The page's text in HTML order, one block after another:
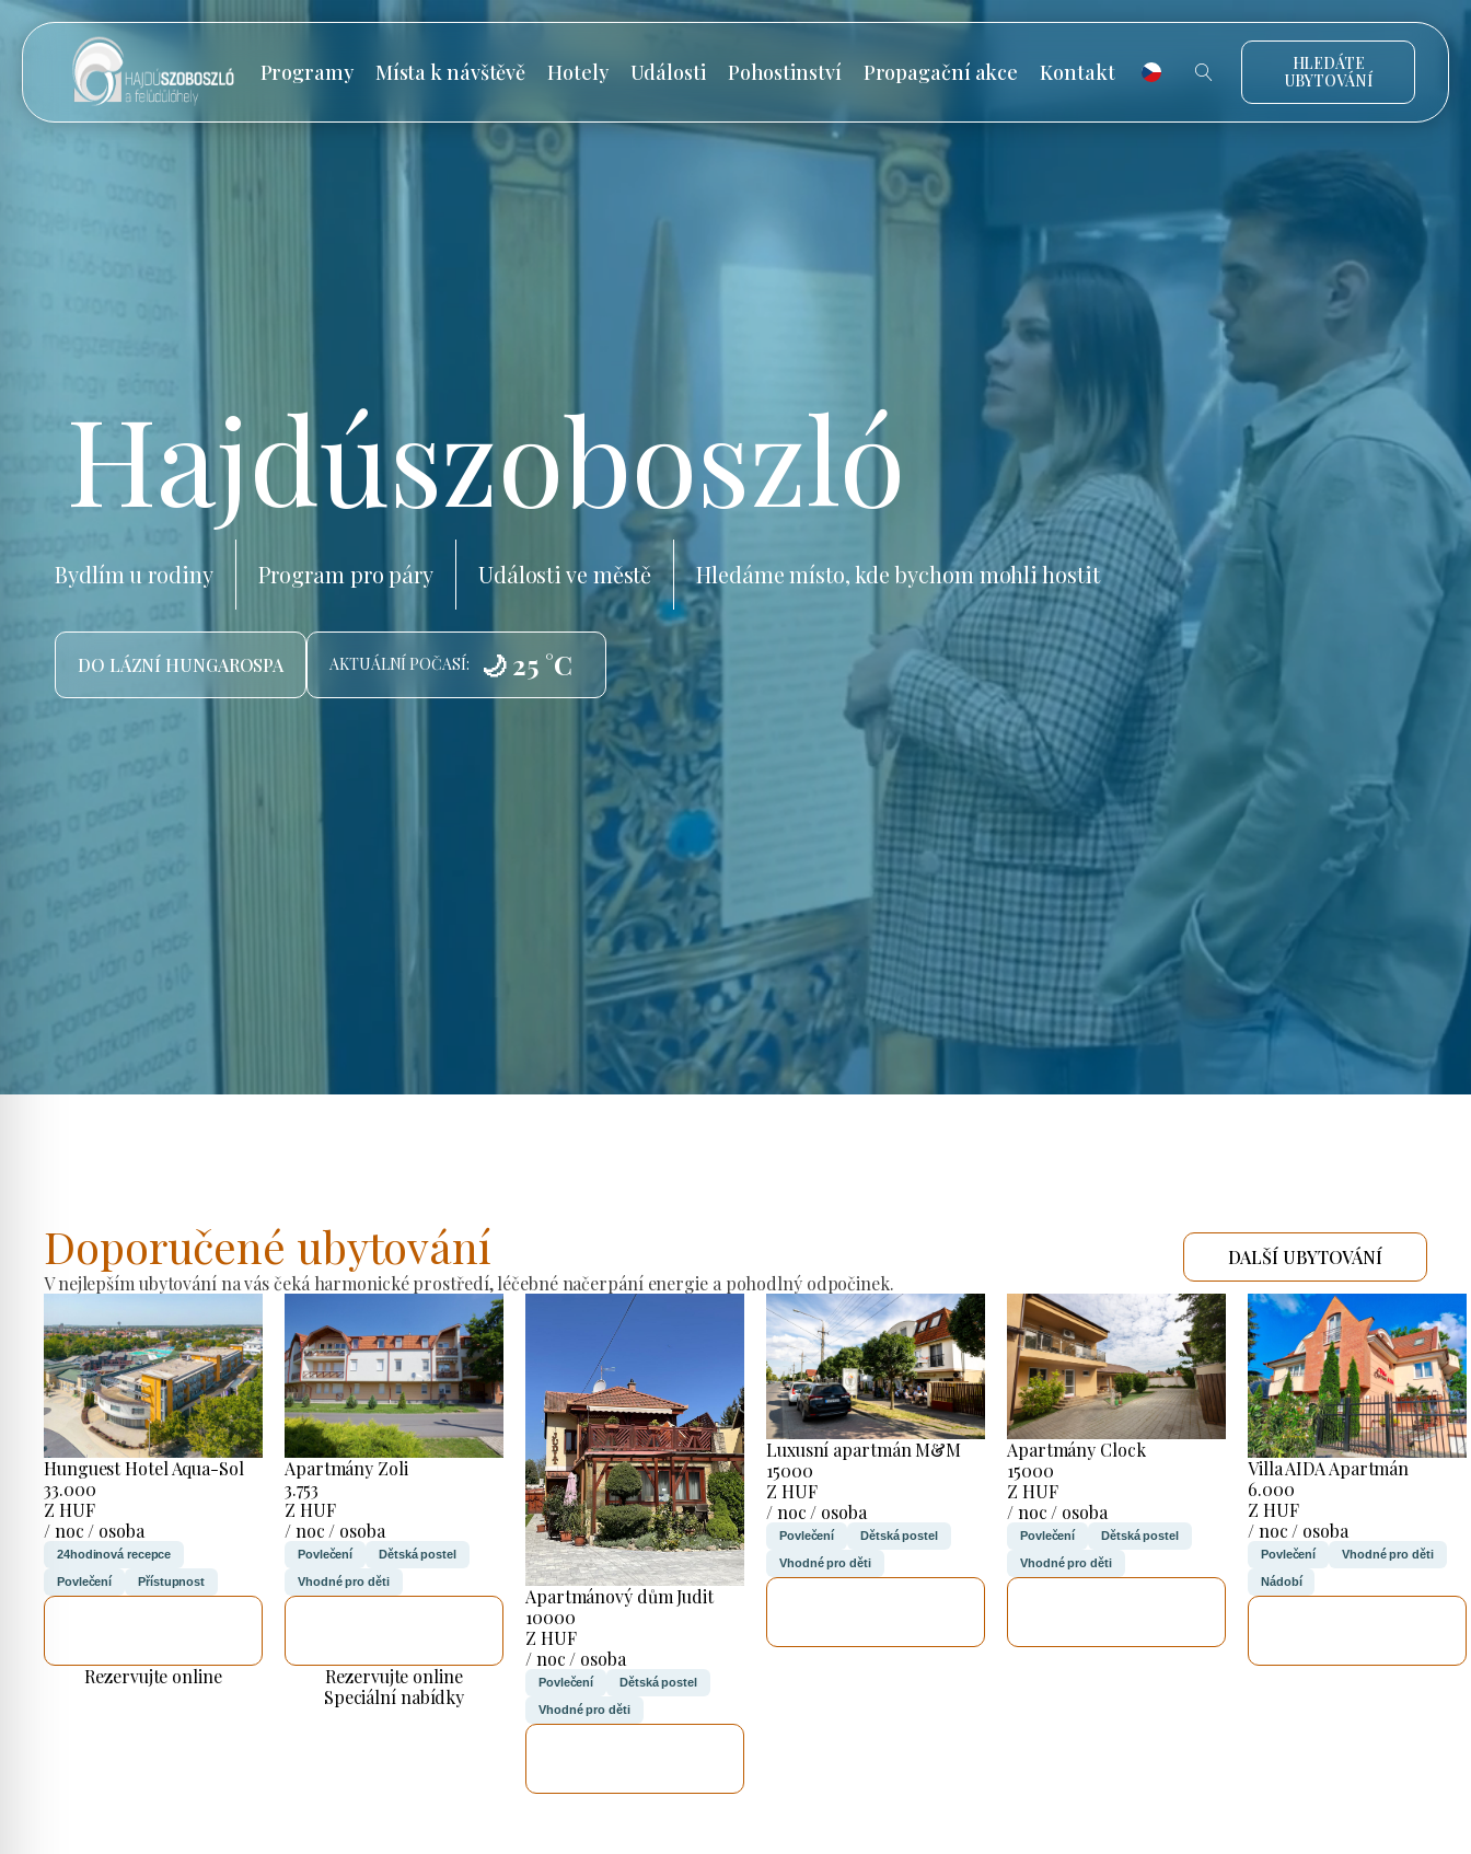
Programy Místa k návštěvě Hotely Události Pohostinství Propagační akce Kontakt
HLEDÁTE
UBYTOVÁNÍ
Hajdúszoboszló
Bydlím u rodiny Program pro páry Události ve městě Hledáme místo, kde bychom mohli hostit
DO LÁZNÍ HUNGAROSPA AKTUÁLNÍ POČASÍ: 🌙 25 °C
Doporučené ubytování
V nejlepším ubytování na vás čeká harmonické prostředí, léčebné načerpání energie a pohodlný odpočinek.
DALŠÍ UBYTOVÁNÍ
Hunguest Hotel Aqua-Sol
33.000
Z HUF
/ noc / osoba
24hodinová recepce
Povlečení Přístupnost
Rezervujte online
Apartmány Zoli
3.753
Z HUF
/ noc / osoba
Povlečení Dětská postel
Vhodné pro děti
Rezervujte online
Speciální nabídky
Apartmánový dům Judit
10000
Z HUF
/ noc / osoba
Povlečení Dětská postel
Vhodné pro děti
Luxusní apartmán M&M
15000
Z HUF
/ noc / osoba
Povlečení Dětská postel
Vhodné pro děti
Apartmány Clock
15000
Z HUF
/ noc / osoba
Povlečení Dětská postel
Vhodné pro děti
Villa AIDA Apartmán
6.000
Z HUF
/ noc / osoba
Povlečení Vhodné pro děti
Nádobí